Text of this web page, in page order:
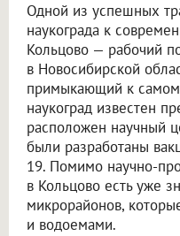
Одной из успешных
наукограда к
Кольцово — рабочий
в Новосибирской
примыкающий к
наукоград известен
расположен научный
были разработаны
19. Помимо научно-
в Кольцово есть уже
микрорайонов,
и водоемами.